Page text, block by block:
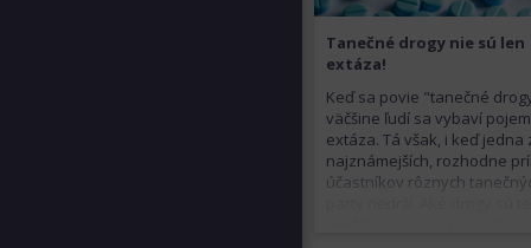
Tanečné drogy nie sú len
extáza!
Keď sa povie "tanečné
väčšine ľudí sa vybaví pojem
extáza. Tá však, i keď jedna
najznámejších, rozhodne
účastníkov rôznych